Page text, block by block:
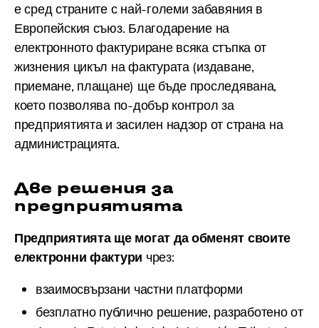
е сред страните с най-големи забавяния в
Европейския съюз. Благодарение на
електронното фактуриране всяка стъпка от
жизнения цикъл на фактурата (издаване,
приемане, плащане) ще бъде проследявана,
което позволява по-добър контрол за
предприятията и засилен надзор от страна на
администрацията.
Две решения за
предприятията
Предприятията ще могат да обменят своите
електронни фактури чрез:
взаимосвързани частни платформи
безплатно публично решение, разработено от